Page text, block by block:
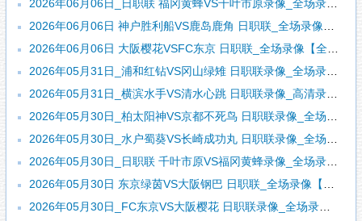
2026年06月06日_日职联 福冈黄蜂VS千叶市原录像_全场录像【视频集锦】
2026年06月06日 神户胜利船VS鹿岛鹿角 日职联_全场录像【视频集锦】
2026年06月06日 大阪樱花VSFC东京 日职联_全场录像【全场回放】
2026年05月31日_浦和红钻VS冈山绿雉 日职联录像_全场录像【全场回放】
2026年05月31日_横滨水手VS清水心跳 日职联录像_高清录像【全场回放】
2026年05月30日_柏太阳神VS京都不死鸟 日职联录像_全场录像【高清回放】
2026年05月30日_水户蜀葵VS长崎成功丸 日职联录像_全场录像【全场回放】
2026年05月30日_日职联 千叶市原VS福冈黄蜂录像_全场录像【高清回放】
2026年05月30日 东京绿茵VS大阪钢巴 日职联_全场录像【视频集锦】
2026年05月30日_FC东京VS大阪樱花 日职联录像_全场录像【全场回放】